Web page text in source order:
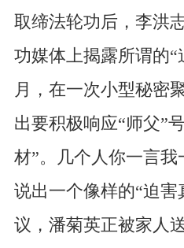
取缔法轮功后，李洪
功媒体上揭露所谓的“
月，在一次小型秘密
出要积极响应“师父”
材”。几个人你一言
说出一个像样的“迫害
议，潘菊英正被家人